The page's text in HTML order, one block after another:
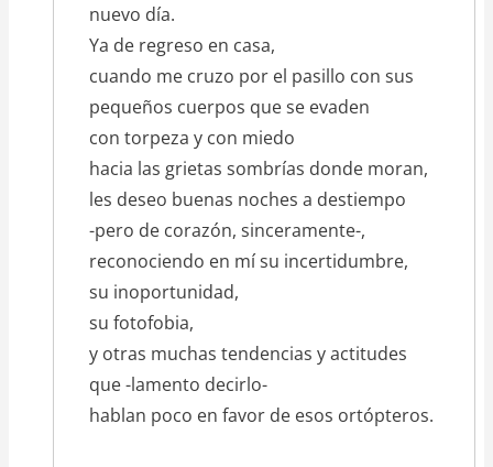
nuevo día.
Ya de regreso en casa,
cuando me cruzo por el pasillo con sus
pequeños cuerpos que se evaden
con torpeza y con miedo
hacia las grietas sombrías donde moran,
les deseo buenas noches a destiempo
-pero de corazón, sinceramente-,
reconociendo en mí su incertidumbre,
su inoportunidad,
su fotofobia,
y otras muchas tendencias y actitudes
que -lamento decirlo-
hablan poco en favor de esos ortópteros.